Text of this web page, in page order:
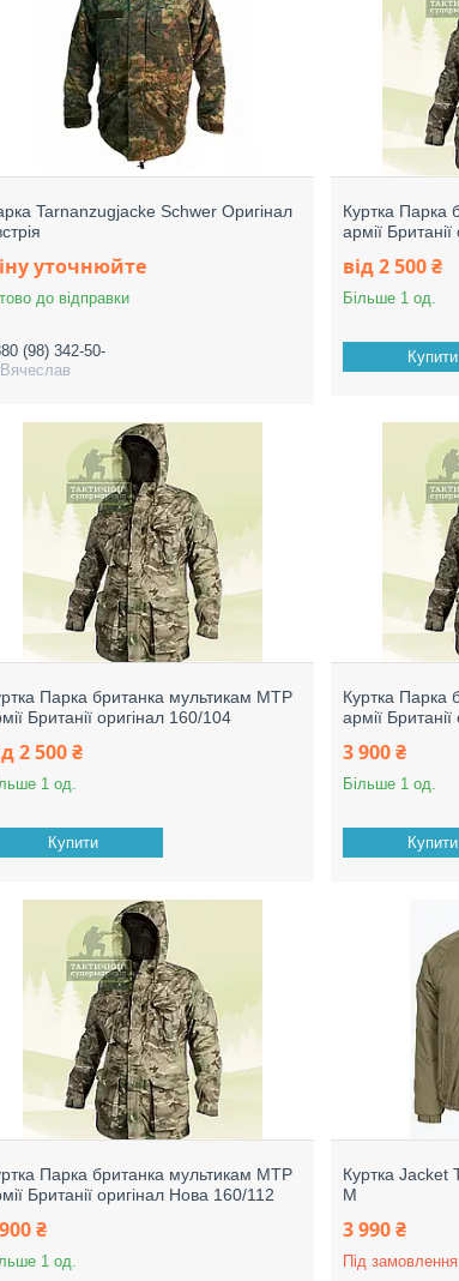
Tarnanzugjacke Schwer Оригінал
уточнюйте
до відправки
(98) 342-50-
Вячеслав
Куртка Парка
армії
від 2 500 ₴
Більше 1 од.
Купити
Парка британка мультикам МТР
Британії оригінал 160/104
2 500 ₴
1 од.
Купити
Куртка Парка
армії
3 900 ₴
Більше 1 од.
Купити
Парка британка мультикам МТР
Британії оригінал Нова 160/112
₴
1 од.
Куртка Jacket
M
3 990 ₴
Під замовлення